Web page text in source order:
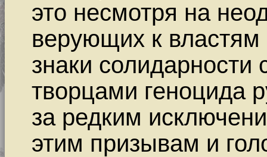
это несмотря на
верующих к властям
знаки
творцами геноцида
за редким
этим призывам и